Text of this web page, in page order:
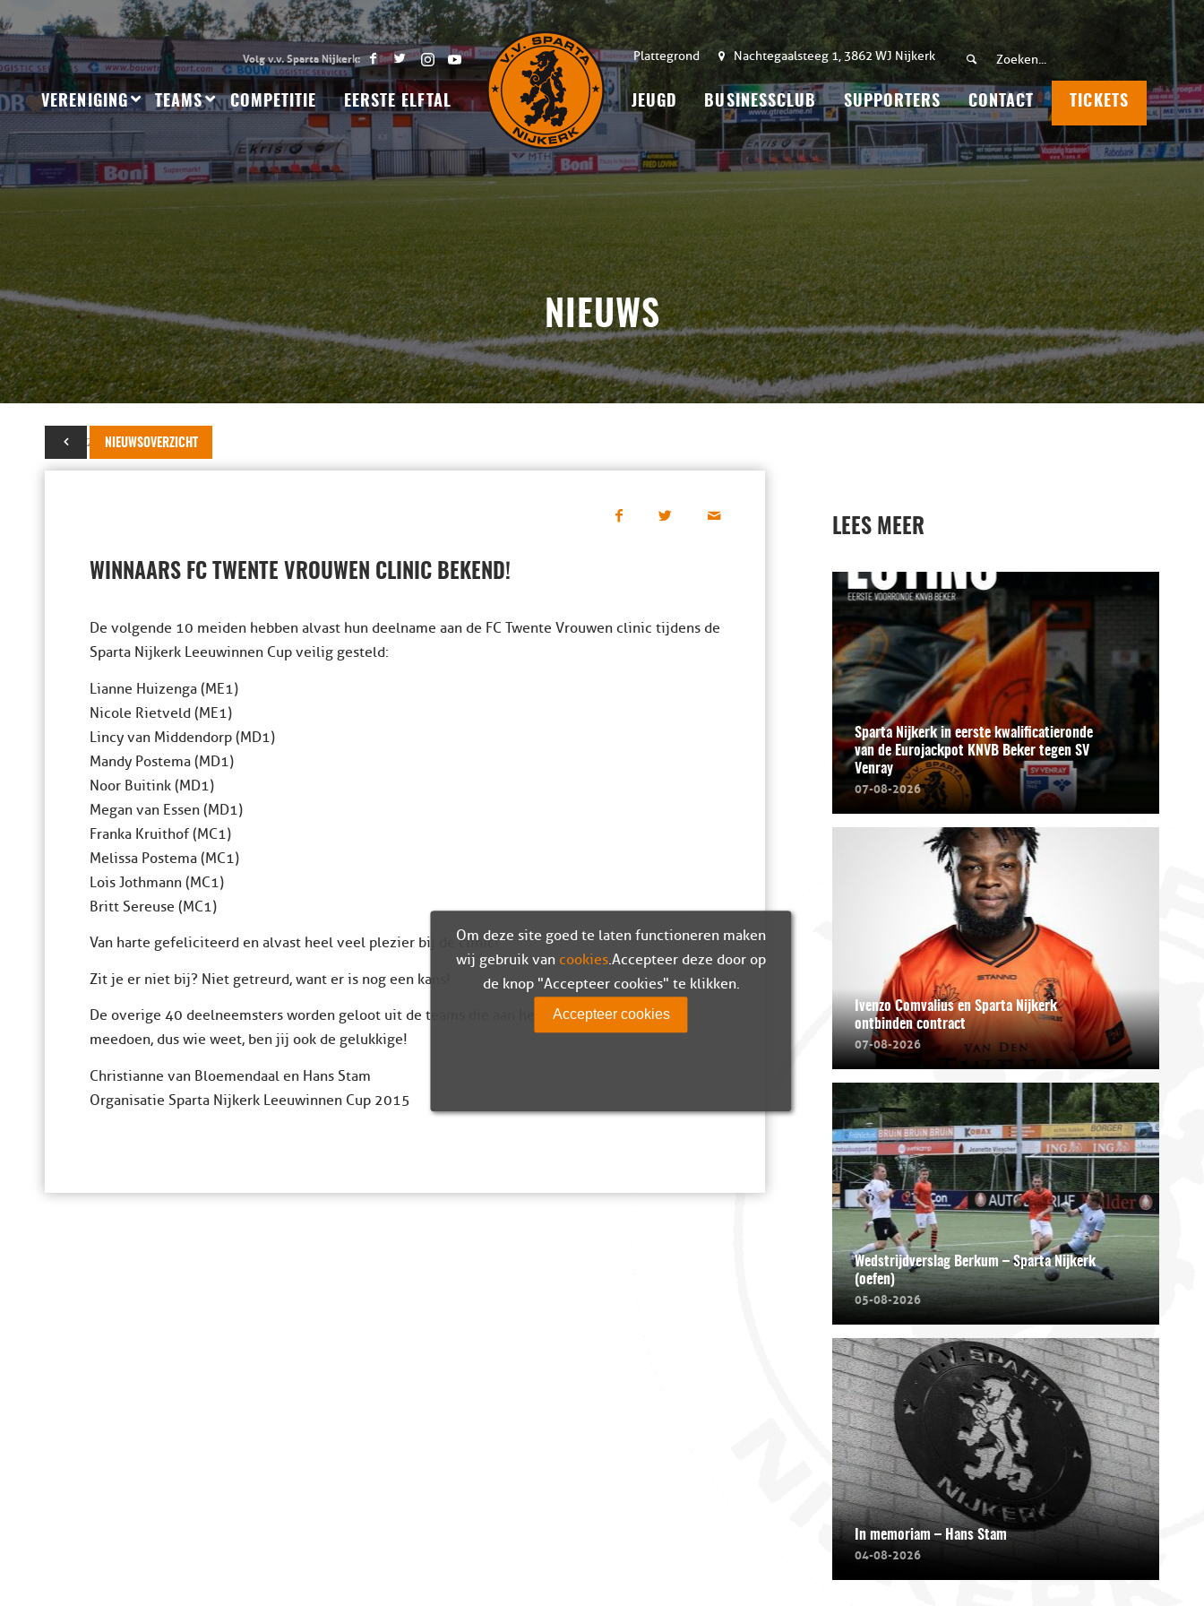
Plattegrond Nachtegaalsteeg 1, 3862 WJ Nijkerk
VERENIGING TEAMS COMPETITIE EERSTE ELFTAL JEUGD BUSINESSCLUB SUPPORTERS CONTACT TICKETS
NIEUWS
NIEUWSOVERZICHT
11 mei 2015
WINNAARS FC TWENTE VROUWEN CLINIC BEKEND!
De volgende 10 meiden hebben alvast hun deelname aan de FC Twente Vrouwen clinic tijdens de
Sparta Nijkerk Leeuwinnen Cup veilig gesteld:
Lianne Huizenga (ME1)
Nicole Rietveld (ME1)
Lincy van Middendorp (MD1)
Mandy Postema (MD1)
Noor Buitink (MD1)
Megan van Essen (MD1)
Franka Kruithof (MC1)
Melissa Postema (MC1)
Lois Jothmann (MC1)
Britt Sereuse (MC1)
Van harte gefeliciteerd en alvast heel veel plezier bij de clinic!
Zit je er niet bij? Niet getreurd, want er is nog een kans!
De overige 40 deelneemsters worden geloot uit de teams die aan het ochtendprogramma
meedoen, dus wie weet, ben jij ook de gelukkige!
Christianne van Bloemendaal en Hans Stam
Organisatie Sparta Nijkerk Leeuwinnen Cup 2015
LEES MEER
Sparta Nijkerk in eerste kwalificatieronde
van de Eurojackpot KNVB Beker tegen SV
Venray
07-08-2026
Ivenzo Comvalius en Sparta Nijkerk
ontbinden contract
07-08-2026
Wedstrijdverslag Berkum – Sparta Nijkerk
(oefen)
05-08-2026
In memoriam – Hans Stam
04-08-2026
Om deze site goed te laten functioneren maken
wij gebruik van cookies. Accepteer deze door op
de knop "Accepteer cookies" te klikken.
Accepteer cookies